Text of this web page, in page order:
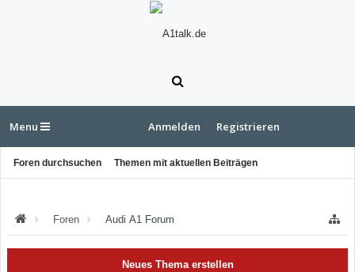
Menu
Foren durchsuchen Themen mit aktuellen Beiträgen
Anmelden Registrieren
Foren Audi A1 Forum
Neues Thema erstellen